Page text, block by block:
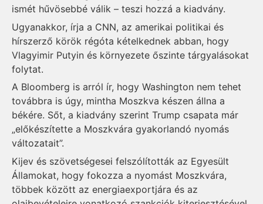
ismét hűvösebbé válik – teszi hozzá a kiadvány.
Ugyanakkor, írja a CNN, az amerikai politikai és
hírszerző körök régóta kételkednek abban, hogy
Vlagyimir Putyin és környezete őszinte tárgyalásokat
folytat.
A Bloomberg is arról ír, hogy Washington nem tehet
továbbra is úgy, mintha Moszkva készen állna a
békére. Sőt, a kiadvány szerint Trump csapata már
„előkészítette a Moszkvára gyakorlandó nyomás
változatait”.
Kijev és szövetségesei felszólították az Egyesült
Államokat, hogy fokozza a nyomást Moszkvára,
többek között az energiaexportjára és az